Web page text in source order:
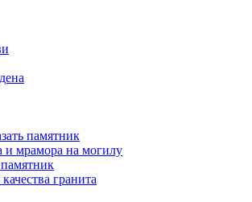
памятник
и мрамора на могилу
гранита